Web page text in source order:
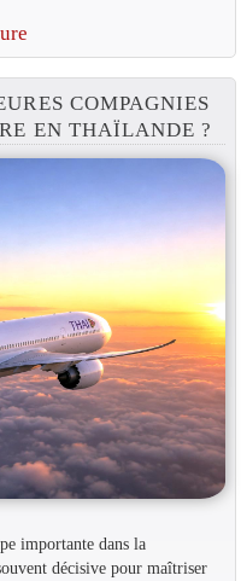
COMPAGNIES
EN THAÏLANDE ?
importante dans la
décisive pour maîtriser